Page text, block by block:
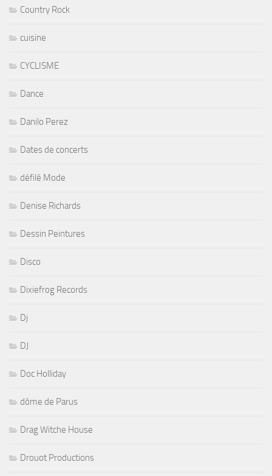
Country Rock
cuisine
CYCLISME
Dance
Danilo Perez
Dates de concerts
défilé Mode
Denise Richards
Dessin Peintures
Disco
Dixiefrog Records
Dj
DJ
Doc Holliday
dôme de Parus
Drag Witche House
Drouot Productions